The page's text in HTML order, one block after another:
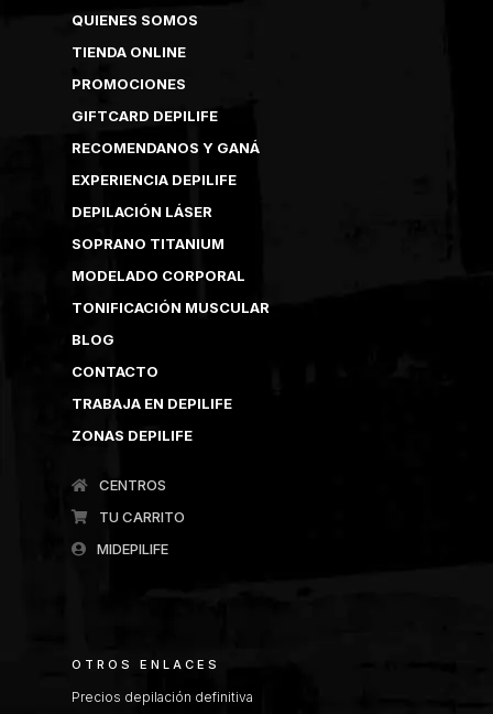
QUIENES SOMOS
TIENDA ONLINE
PROMOCIONES
GIFTCARD DEPILIFE
RECOMENDANOS Y GANÁ
EXPERIENCIA DEPILIFE
DEPILACIÓN LÁSER
SOPRANO TITANIUM
MODELADO CORPORAL
TONIFICACIÓN MUSCULAR
BLOG
CONTACTO
TRABAJA EN DEPILIFE
ZONAS DEPILIFE
CENTROS
TU CARRITO
MIDEPILIFE
OTROS ENLACES
Precios depilación definitiva